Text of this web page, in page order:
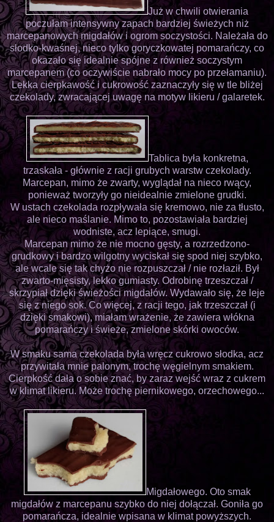
Już w chwili otwierania
poczułam intensywny zapach bardziej świeżych niż
marcepanowych migdałów i ogrom soczystości. Należała do
słodko-kwaśnej, nieco tylko goryczkowatej pomarańczy, co
okazało się idealnie spójne z również soczystym
marcepanem (co oczywiście nabrało mocy po przełamaniu).
Lekka cierpkawość i cukrowość zaznaczyły się w tle bliżej
czekolady, zwracającej uwagę na motyw likieru / galaretek.
Tablica była konkretna,
trzaskała - głównie z racji grubych warstw czekolady.
Marcepan, mimo że zwarty, wyglądał na nieco rwący,
ponieważ tworzyły go nieidealnie zmielone grudki.
W ustach czekolada rozpływała się kremowo, nie za tłusto,
ale nieco maślanie. Mimo to, pozostawiała bardziej
wodniste, acz lepiące, smugi.
Marcepan mimo że nie mocno gęsty, a rozrzedzono-
grudkowy i bardzo wilgotny wyciskał się spod niej szybko,
ale wcale się tak chyżo nie rozpuszczał / nie rozłaził. Był
zwarto-mięsisty, lekko gumiasty. Odrobinę trzeszczał /
skrzypiał dzięki świeżości migdałów. Wydawało się, że leje
się z niego sok. Co więcej, z racji tego, jak trzeszczał (i
dzięki smakowi), miałam wrażenie, że zawiera włókna
pomarańczy i świeże, zmielone skórki owoców.
W smaku sama czekolada była wręcz cukrowo słodka, acz
przywitała mnie palonym, trochę węgielnym smakiem.
Cierpkość dała o sobie znać, by zaraz wejść wraz z cukrem
w klimat likieru. Może trochę piernikowego, orzechowego...
Migdałowego. Oto smak
migdałów z marcepanu szybko do niej dołączał. Goniła go
pomarańcza, idealnie wpisana w klimat powyższych.